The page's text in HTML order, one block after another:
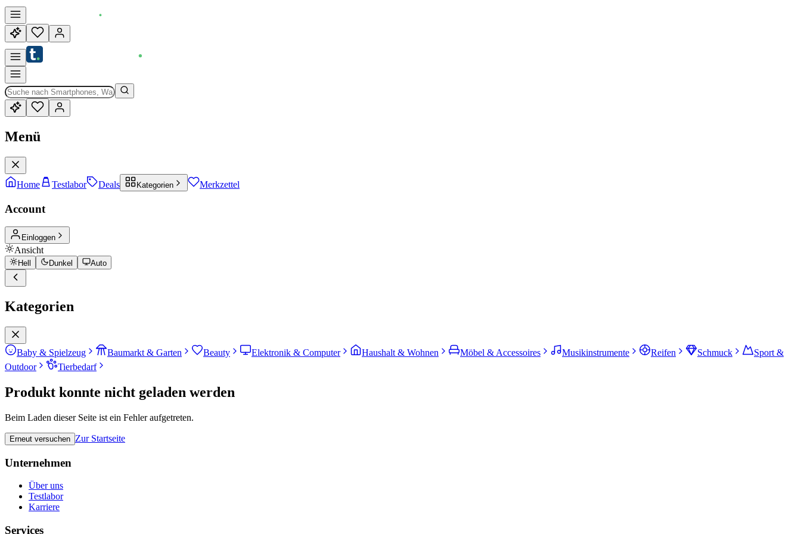
Menü
Home Testlabor Deals Kategorien Merkzettel
Account
Einloggen
Ansicht
Hell Dunkel Auto
Kategorien
Baby & Spielzeug Baumarkt & Garten Beauty Elektronik & Computer Haushalt & Wohnen Möbel & Accessoires Musikinstrumente Reifen Schmuck
Sport &
Outdoor
Tierbedarf
Produkt konnte nicht geladen werden
Beim Laden dieser Seite ist ein Fehler aufgetreten.
Erneut versuchen Zur Startseite
Unternehmen
Über uns
Testlabor
Karriere
Services